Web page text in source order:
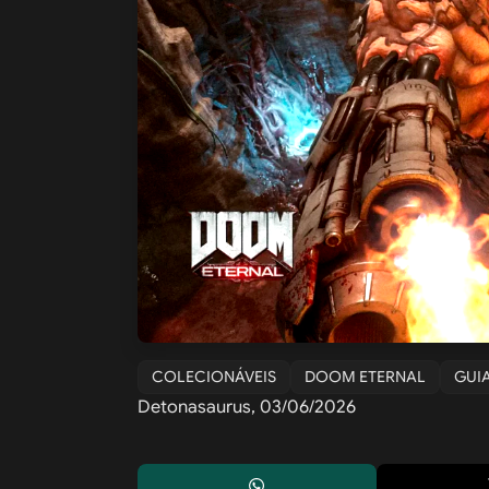
COLECIONÁVEIS DOOM ETERNAL
Detonasaurus, 03/06/2026